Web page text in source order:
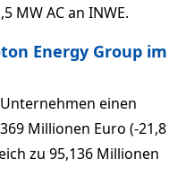
MW AC an INWE.
Energy Group im
einen
Millionen Euro (-21,8
zu 95,136 Millionen